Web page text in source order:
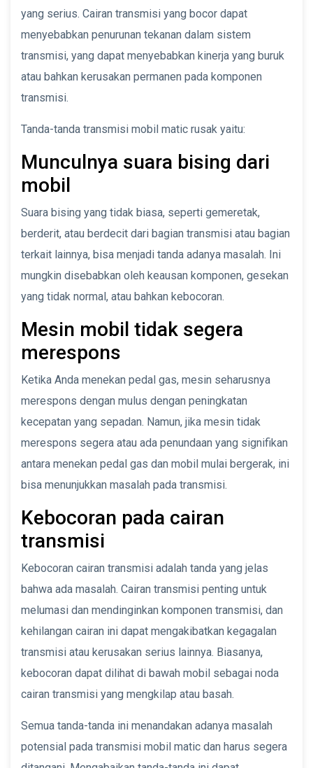
yang serius. Cairan transmisi yang bocor dapat
menyebabkan penurunan tekanan dalam sistem
transmisi, yang dapat menyebabkan kinerja yang buruk
atau bahkan kerusakan permanen pada komponen
transmisi.
Tanda-tanda transmisi mobil matic rusak yaitu:
Munculnya suara bising dari
mobil
Suara bising yang tidak biasa, seperti gemeretak,
berderit, atau berdecit dari bagian transmisi atau bagian
terkait lainnya, bisa menjadi tanda adanya masalah. Ini
mungkin disebabkan oleh keausan komponen, gesekan
yang tidak normal, atau bahkan kebocoran.
Mesin mobil tidak segera
merespons
Ketika Anda menekan pedal gas, mesin seharusnya
merespons dengan mulus dengan peningkatan
kecepatan yang sepadan. Namun, jika mesin tidak
merespons segera atau ada penundaan yang signifikan
antara menekan pedal gas dan mobil mulai bergerak, ini
bisa menunjukkan masalah pada transmisi.
Kebocoran pada cairan
transmisi
Kebocoran cairan transmisi adalah tanda yang jelas
bahwa ada masalah. Cairan transmisi penting untuk
melumasi dan mendinginkan komponen transmisi, dan
kehilangan cairan ini dapat mengakibatkan kegagalan
transmisi atau kerusakan serius lainnya. Biasanya,
kebocoran dapat dilihat di bawah mobil sebagai noda
cairan transmisi yang mengkilap atau basah.
Semua tanda-tanda ini menandakan adanya masalah
potensial pada transmisi mobil matic dan harus segera